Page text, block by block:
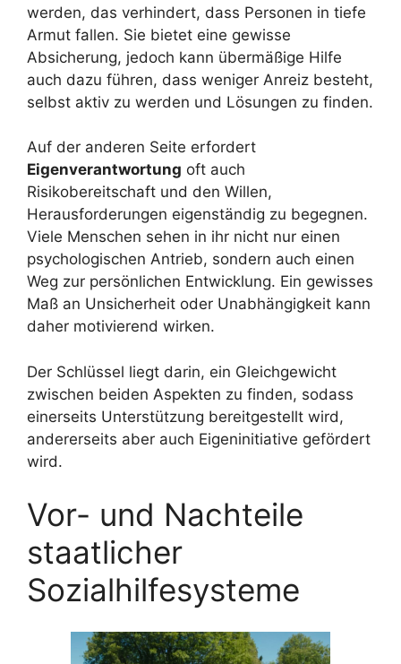
werden, das verhindert, dass Personen in tiefe
Armut fallen. Sie bietet eine gewisse
Absicherung, jedoch kann übermäßige Hilfe
auch dazu führen, dass weniger Anreiz besteht,
selbst aktiv zu werden und Lösungen zu finden.
Auf der anderen Seite erfordert
Eigenverantwortung oft auch
Risikobereitschaft und den Willen,
Herausforderungen eigenständig zu begegnen.
Viele Menschen sehen in ihr nicht nur einen
psychologischen Antrieb, sondern auch einen
Weg zur persönlichen Entwicklung. Ein gewisses
Maß an Unsicherheit oder Unabhängigkeit kann
daher motivierend wirken.
Der Schlüssel liegt darin, ein Gleichgewicht
zwischen beiden Aspekten zu finden, sodass
einerseits Unterstützung bereitgestellt wird,
andererseits aber auch Eigeninitiative gefördert
wird.
Vor- und Nachteile
staatlicher
Sozialhilfesysteme